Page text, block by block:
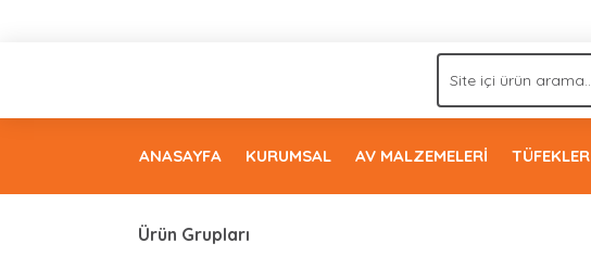
ANASAYFA KURUMSAL AV MALZEMELERİ TÜFEKLER
Ürün Grupları